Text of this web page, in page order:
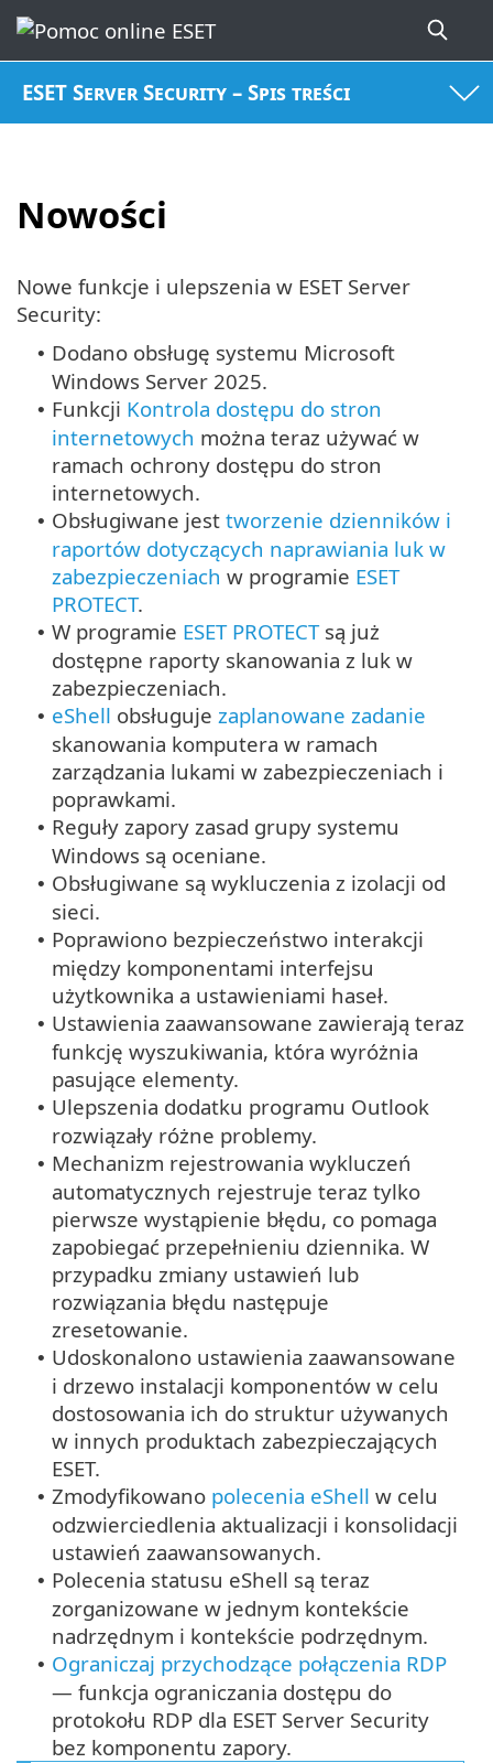
ESET Server Security – Spis treści
Nowości
Nowe funkcje i ulepszenia w ESET Server
Security:
• Dodano obsługę systemu Microsoft
Windows Server 2025.
• Funkcji Kontrola dostępu do stron
internetowych można teraz używać w
ramach ochrony dostępu do stron
internetowych.
• Obsługiwane jest tworzenie dzienników i
raportów dotyczących naprawiania luk w
zabezpieczeniach w programie ESET
PROTECT.
• W programie ESET PROTECTsą już
dostępne raporty skanowania z luk w
zabezpieczeniach.
• eShell obsługuje zaplanowane zadanie
skanowania komputera w ramach
zarządzania lukami w zabezpieczeniach i
poprawkami.
• Reguły zapory zasad grupy systemu
Windows są oceniane.
• Obsługiwane są wykluczenia z izolacji od
sieci.
• Poprawiono bezpieczeństwo interakcji
między komponentami interfejsu
użytkownika a ustawieniami haseł.
• Ustawienia zaawansowane zawierają teraz
funkcję wyszukiwania, która wyróżnia
pasujące elementy.
• Ulepszenia dodatku programu Outlook
rozwiązały różne problemy.
• Mechanizm rejestrowania wykluczeń
automatycznych rejestruje teraz tylko
pierwsze wystąpienie błędu, co pomaga
zapobiegać przepełnieniu dziennika. W
przypadku zmiany ustawień lub
rozwiązania błędu następuje
zresetowanie.
• Udoskonalono ustawienia zaawansowane
i drzewo instalacji komponentów w celu
dostosowania ich do struktur używanych
w innych produktach zabezpieczających
ESET.
• Zmodyfikowano polecenia eShell w celu
odzwierciedlenia aktualizacji i konsolidacji
ustawień zaawansowanych.
• Polecenia statusu eShell są teraz
zorganizowane w jednym kontekście
nadrzędnym i kontekście podrzędnym.
• Ograniczaj przychodzące połączenia RDP
— funkcja ograniczania dostępu do
protokołu RDP dla ESET Server Security
bez komponentu zapory.